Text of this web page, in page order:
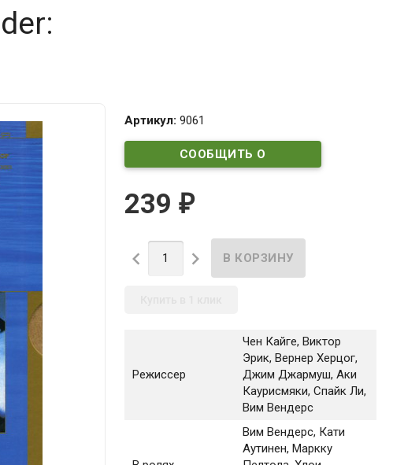
Артикул: 9061
СООБЩИТЬ О
239 ₽
 
Режиссер
Чен Кайге, Виктор
Эрик, Вернер Херцог,
Джим Джармуш, Аки
Каурисмяки, Спайк Ли,
Вим Вендерс
Вим Вендерс, Кати
Аутинен, Маркку